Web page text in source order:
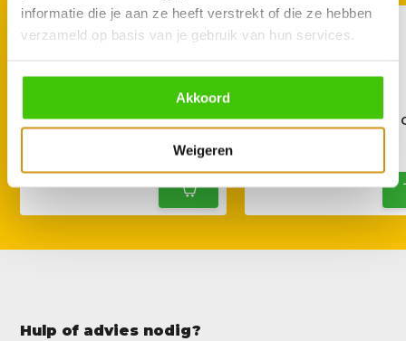
informatie die je aan ze heeft verstrekt of die ze hebben
verzameld op basis van je gebruik van hun services.
Akkoord
Weigeren
Angus & Oink Lemon Pepper
Rub 210 g
Angus & Oink Honey
Rub 200 g
Hulp of advies nodig?